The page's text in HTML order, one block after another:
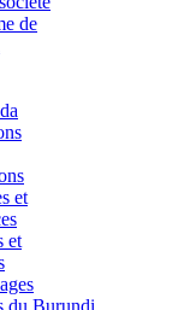
de
et
et
du Burundi